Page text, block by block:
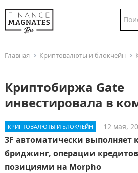
Главная Криптовалюты и блокчейн
Криптобиржа Gate
инвестировала в
КРИПТОВАЛЮТЫ И БЛОКЧЕЙН 12 мая,
3F автоматически выполняет
бриджинг, операции
позициями на Morpho